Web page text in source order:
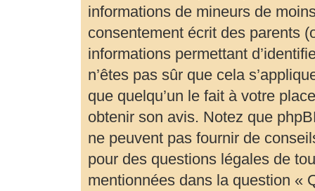
informations de mineurs de
consentement écrit des parents
informations permettant
n’êtes pas sûr que cela
que quelqu’un le fait à votre
obtenir son avis. Notez que
ne peuvent pas fournir de
pour des questions légales de
mentionnées dans la question «